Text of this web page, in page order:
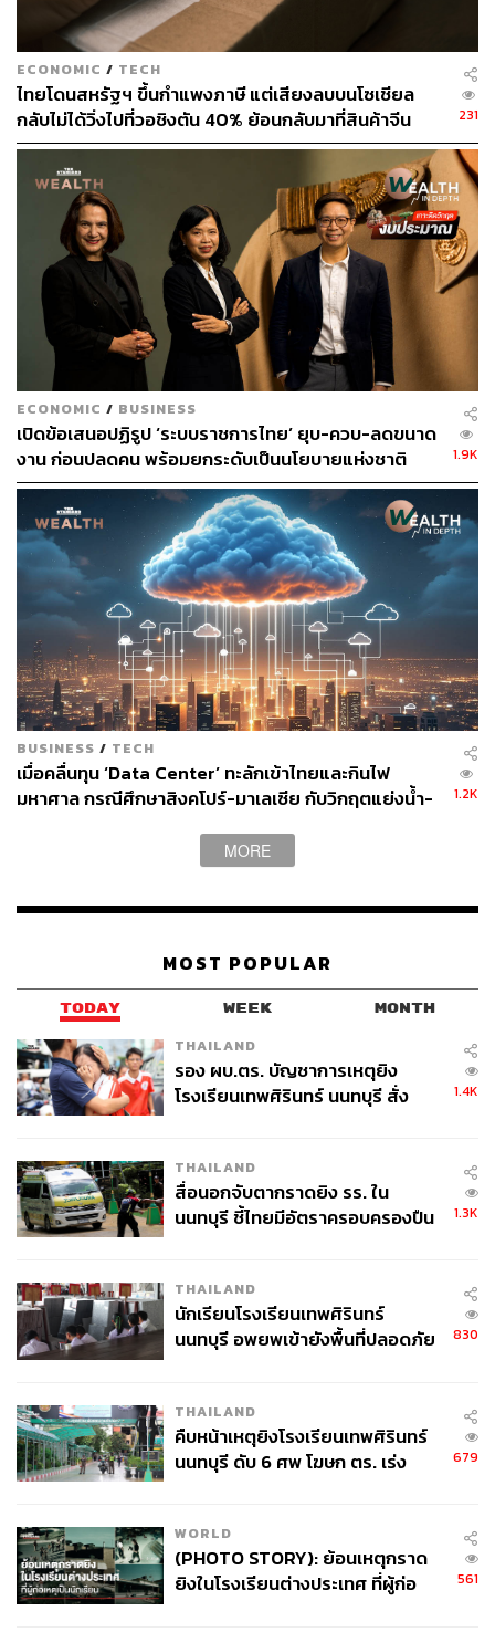
สอบ สำนักงานคปภ.
หาจุดสมดุล แบ่งกลุ่มลูกค้าเพื่อคุมค่าใช้จ่ายที่ไม่
ควรเกิด
การศึกษาดังกล่าวมีจุดมุ่งหมายเพื่อหา ‘จุดสมดุล’ ที่เหมาะสม
โดยต้องรับฟังเสียงจากทั้งภาคธุรกิจประกันภัยและผู้บริโภค
เนื่องจากหากเปิดฟรีทุกหมวดและเต็มวงเงินไปเรื่อยๆ โดย
ไม่มีการควบคุม อาจทำให้เกิดการใช้จ่ายที่ไม่ถูกต้อง ซึ่ง
ภาระจะตกอยู่กับคนทั้งหมด และประโยชน์ที่แท้จริงอาจไม่ได้
ตกอยู่กับผู้ที่รักษา
คปภ. กำลังพิจารณาแนวทางที่อาจมีการแบ่งกลุ่มลูกค้าและ
ผลิตภัณฑ์เพื่อควบคุมต้นทุนของผู้ประกอบการกับผู้บริโภคให้
ไม่ต้องแบกรับต้นทุนค่าใช้จ่ายที่สูงเกินไป
กลุ่มลูกค้าทั่วไป อาจมีการกำหนดวงเงินสูงสุดต่อหมวด
ค่าใช้จ่าย เช่น ค่าห้องควรเป็นเท่าไหร่ ที่เป็นจริงและไม่
กระทบกระเทือนเงินในกระเป๋าของประชาชน หากคน
กลุ่มใหญ่เห็นว่าการจำกัดเป็นหมวดช่วยให้เบี้ยประกัน
ควบคุมได้ และเพียงพอต่อการรักษาโรคส่วนใหญ่
แนวทางนี้อาจเหมาะสม
กลุ่มเศรษฐี หรือ ผู้มีฐานะ อาจเป็นกรมธรรม์ประเภท
เหมาจ่ายที่ไม่มีการจำกัดหมวด ซึ่งกลุ่มนี้ ยินดีจ่ายเบี้ย
ประกันที่แพงมาก เพื่อความสะดวกสบาย หรือความ
ต้องการที่จะเข้าพักในรูปแบบที่ต้องการ
มาตรการเช่นนี้มีวัตถุประสงค์เพื่อ Control Cost ที่เป็นค่าใช้
จ่ายที่ไม่ควรเกิดขึ้น ซึ่งในอดีต คปภ เคยมีการนำแนวคิดเรื่อง
Co-payment มาใช้เพื่อเป็นข้อต่อรองไม่ให้บริษัทประกันขอ
นอนโรงพยาบาลด้วยอาการเพียงเล็กน้อย เช่น อาการปวดหัว
วางกรอบเวลาการศึกษาจะเห็นความชัดเจนในปี
หน้า
แนวคิดที่ชัดเจนขึ้น อย่างเร็วที่สุดคือปีหน้า อย่างไรก็ตาม
การศึกษาเสร็จสิ้นไม่ได้หมายความว่าแนวทางจะถูกประกาศ
ใช้ทันที เพราะยังต้องมีการพูดคุยและปรึกษาหารือกับภาค
บริษัทประกันจะมีการประชุมร่วมกันอยู่เป็นประจำ เพื่อให้เกิด
การพัฒนาและรับฟังความคิดเห็นจากผู้มีส่วนได้ส่วนเสีย
(Stakeholders Hearing) ทั้งหมด รวมทั้งผู้บริโภค เพื่อหาจุด
สมดุล
“Message ที่ คปภ. ต้องการสื่อสาร คือ ข่าวการยกเลิกการ
ขายกรมธรรม์ประกันสุขภาพเหมาจ่ายนี้ที่ออกมาไม่เป็น
ความจริง ไม่ได้มีอยู่ในความคิดตอนนี้” อดิศร กล่าว
เตือนตัวแทนขายประกันปล่อยข่าวปั่น หวังปั๊มยอด
ขายอาจโดนถอนใบอนุญาต
ECONOMIC / TECH
ไทยโดนสหรัฐฯ ขึ้นกำแพงภาษี แต่เสียงลบบนโซเชียล
กลับไม่ได้วิ่งไปที่วอชิงตัน 40% ย้อนกลับมาที่สินค้าจีน
ราคาถูกที่ทะลักจน SME ไทยสู้ไม่ไหว
231
ECONOMIC / BUSINESS
เปิดข้อเสนอปฏิรูป ‘ระบบราชการไทย’ ยุบ-ควบ-ลดขนาด
งาน ก่อนปลดคน พร้อมยกระดับเป็นนโยบายแห่งชาติ
1.9K
BUSINESS / TECH
เมื่อคลื่นทุน ‘Data Center’ ทะลักเข้าไทยและกินไฟ
มหาศาล กรณีศึกษาสิงคโปร์-มาเลเซีย กับวิกฤตแย่งน้ำ-
1.2K
MORE
MOST POPULAR
TODAY WEEK MONTH
THAILAND
รอง ผบ.ตร. บัญชาการเหตุยิง
โรงเรียนเทพศิรินทร์ นนทบุรี สั่ง
1.4K
THAILAND
สื่อนอกจับตากราดยิง รร. ใน
นนทบุรี ชี้ไทยมีอัตราครอบครองปืน
1.3K
THAILAND
นักเรียนโรงเรียนเทพศิรินทร์
นนทบุรี อพยพเข้ายังพื้นที่ปลอดภัย
830
THAILAND
คืบหน้าเหตุยิงโรงเรียนเทพศิรินทร์
นนทบุรี ดับ 6 ศพ โฆษก ตร. เร่ง
679
WORLD
(PHOTO STORY): ย้อนเหตุกราด
ยิงในโรงเรียนต่างประเทศ ที่ผู้ก่อ
561